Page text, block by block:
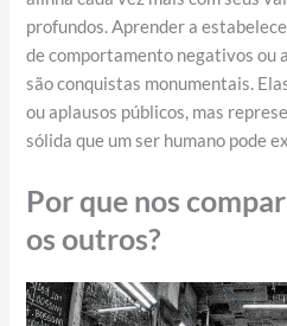
profundos. Aprender a
de comportamento negativos ou
são conquistas monumentais.
ou aplausos públicos, mas
sólida que um ser humano pode
Por que nos
os outros?